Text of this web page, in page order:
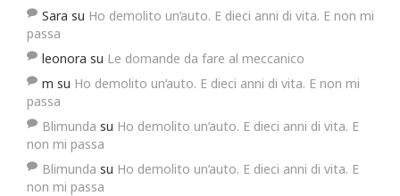
Sara su Ho demolito un’auto. E dieci anni di vita. E non mi
passa
leonora su Le domande da fare al meccanico
m su Ho demolito un’auto. E dieci anni di vita. E non mi
passa
Blimunda su Ho demolito un’auto. E dieci anni di vita. E
non mi passa
Blimunda su Ho demolito un’auto. E dieci anni di vita. E
non mi passa